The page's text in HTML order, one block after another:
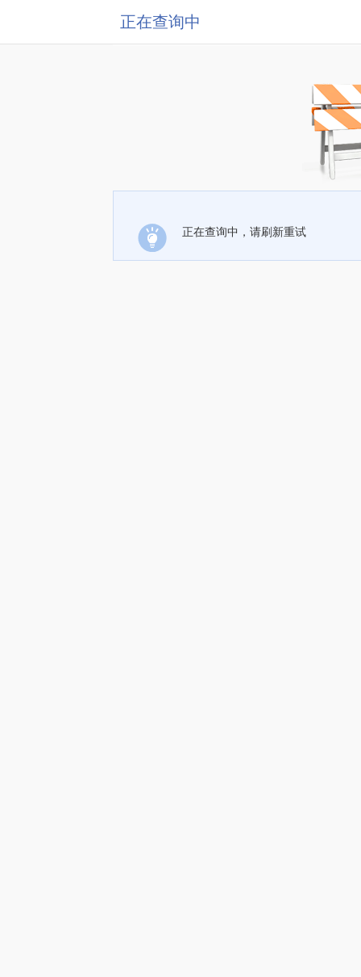
正在查询中
正在查询中，请刷新重试